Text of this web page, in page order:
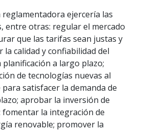
ejercería las
entre otras: regular el mercado
que las tarifas sean justas y
calidad y confiabilidad del
a largo plazo;
de tecnologías nuevas al
satisfacer la demanda de
aprobar la inversión de
fomentar la integración de
renovable; promover la